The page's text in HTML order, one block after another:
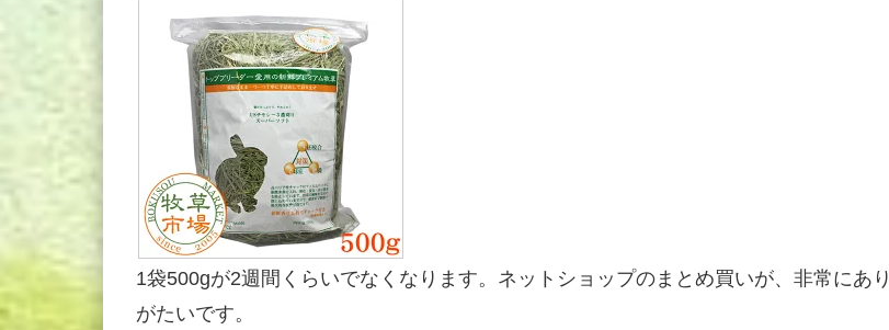
1袋500gが2週間くらいでなくなります。ネットショップのまとめ買いが、非常にあり
がたいです。